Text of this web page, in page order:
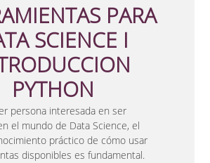
PARA
SCIENCE I
PYTHON
persona interesada en ser
el mundo de Data Science, el
práctico de cómo usar
disponibles es fundamental.